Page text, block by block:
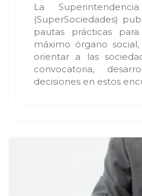
La
(SuperSociedades)
pautas prácticas
máximo órgano
orientar a las
convocatoria,
decisiones en estos